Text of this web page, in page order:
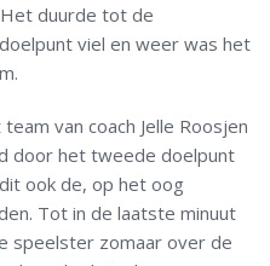
duurde tot de
viel en weer was het
van coach Jelle Roosjen
door het tweede doelpunt
ook de, op het oog
Tot in de laatste minuut
speelster zomaar over de